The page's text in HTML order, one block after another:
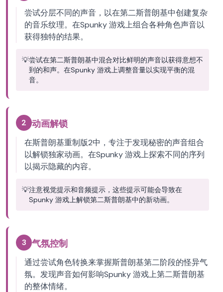
尝试分层不同的声音，以在第二斯普朗基中创建复杂
的音乐纹理。在Spunky 游戏上组合各种角色声音以
获得独特的结果。
💡尝试在第二斯普朗基中混合对比鲜明的声音以获得意想不
到的和声。在Spunky 游戏上调整音量以实现平衡的混
音。
2 动画解锁
在斯普朗基重制版2中，专注于发现秘密的声音组合
以解锁独家动画。在Spunky 游戏上探索不同的序列
以揭示隐藏的内容。
💡注意视觉提示和音频提示，这些提示可能会导致在
Spunky 游戏上解锁第二斯普朗基中的新动画。
3 气氛控制
通过尝试角色转换来掌握斯普朗基第二阶段的怪异气
氛。发现声音如何影响Spunky 游戏上第二斯普朗基
的整体情绪。